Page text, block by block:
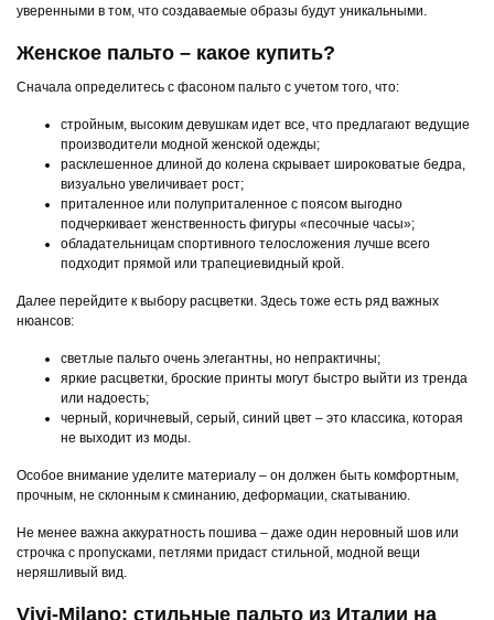
уверенными в том, что создаваемые образы будут уникальными.
Женское пальто – какое купить?
Сначала определитесь с фасоном пальто с учетом того, что:
стройным, высоким девушкам идет все, что предлагают ведущие
производители модной женской одежды;
расклешенное длиной до колена скрывает широковатые бедра,
визуально увеличивает рост;
приталенное или полуприталенное с поясом выгодно
подчеркивает женственность фигуры «песочные часы»;
обладательницам спортивного телосложения лучше всего
подходит прямой или трапециевидный крой.
Далее перейдите к выбору расцветки. Здесь тоже есть ряд важных
нюансов:
светлые пальто очень элегантны, но непрактичны;
яркие расцветки, броские принты могут быстро выйти из тренда
или надоесть;
черный, коричневый, серый, синий цвет – это классика, которая
не выходит из моды.
Особое внимание уделите материалу – он должен быть комфортным,
прочным, не склонным к сминанию, деформации, скатыванию.
Не менее важна аккуратность пошива – даже один неровный шов или
строчка с пропусками, петлями придаст стильной, модной вещи
неряшливый вид.
Vivi-Milano: стильные пальто из Италии на